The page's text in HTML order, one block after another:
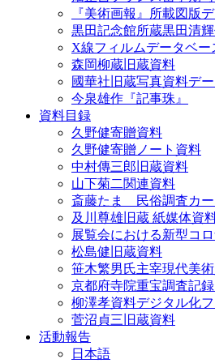
『美術画報』所載図版
黒田記念館所蔵黒田清
X線フィルムデータベー
森岡柳蔵旧蔵資料
國華社旧蔵写真資料デ
今泉雄作『記事珠』
資料目録
久野健寄贈資料
久野健寄贈ノート資料
中村傳三郎旧蔵資料
山下菊二関連資料
斎藤たま 民俗調査カ
及川尊雄旧蔵 紙媒体資
展覧会における新型コ
松島健旧蔵資料
笹木繁男氏主宰現代美
京都府寺院重宝調査記
柳澤孝資料デジタル化
菅沼貞三旧蔵資料
活動報告
日本語